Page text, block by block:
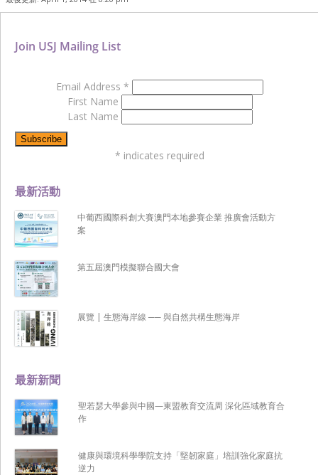
最新新聞
聖若瑟大學參與中國—東盟教育交流周 深化區域教育合
作
健康與環境科學學院支持「堅韌家庭」培訓強化家庭抗
逆力
最新活動
中葡西國際科創大賽澳門本地參賽企業 推廣會活動方
案
第五屆澳門模擬聯合國大會
展覽 | 生態海岸線 ── 與自然共構生態海岸
Join USJ Mailing List
Email Address *
First Name
Last Name
* indicates required